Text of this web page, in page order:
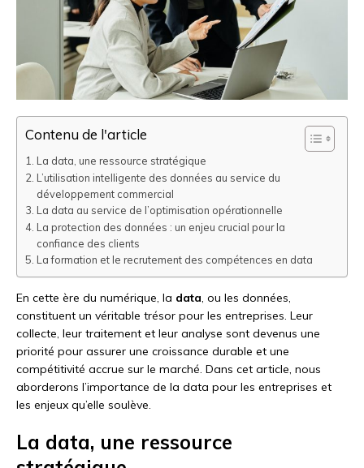
Contenu de l'article
La data, une ressource stratégique
L’utilisation intelligente des données au service du
développement commercial
La data au service de l’optimisation opérationnelle
La protection des données : un enjeu crucial pour la
confiance des clients
La formation et le recrutement des compétences en data
En cette ère du numérique, la data, ou les données,
constituent un véritable trésor pour les entreprises. Leur
collecte, leur traitement et leur analyse sont devenus une
priorité pour assurer une croissance durable et une
compétitivité accrue sur le marché. Dans cet article, nous
aborderons l’importance de la data pour les entreprises et
les enjeux qu’elle soulève.
La data, une ressource